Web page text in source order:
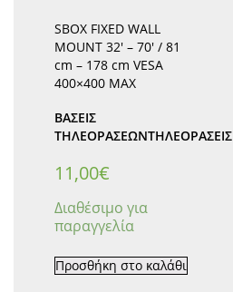
SBOX FIXED WALL
MOUNT 32′ – 70′ / 81
cm – 178 cm VESA
400×400 MAX
ΒΑΣΕΙΣ
ΤΗΛΕΟΡΑΣΕΩΝΤΗΛΕΟΡΆΣΕΙΣ
11,00€
Διαθέσιμο για
παραγγελία
Προσθήκη στο καλάθι